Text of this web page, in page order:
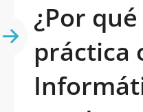
¿Por
práctica